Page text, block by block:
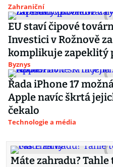
Zahraniční
EU staví čipové
Investici v Rožnově
komplikuje zapeklitý
Byznys
Řada iPhone 17
Apple navíc škrtá
čekalo
Technologie a média
Máte zahradu?